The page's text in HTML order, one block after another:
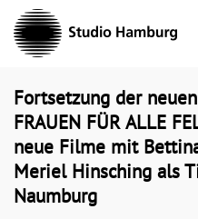
Skip
content
Fortsetzung der
FRAUEN FÜR ALLE
neue Filme mit
Meriel Hinsching als
Naumburg